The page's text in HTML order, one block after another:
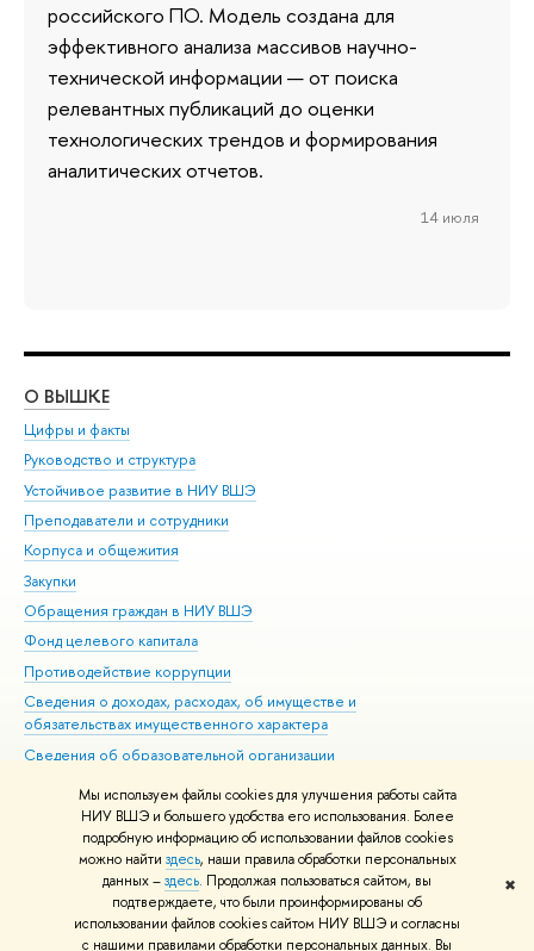
Мы используем файлы cookies для улучшения работы сайта
НИУ ВШЭ и большего удобства его использования. Более
подробную информацию об использовании файлов cookies
можно найти здесь, наши правила обработки персональных
данных –здесь. Продолжая пользоваться сайтом, вы
подтверждаете, что были проинформированы об
использовании файлов cookies сайтом НИУ ВШЭ и согласны
с нашими правилами обработки персональных данных. Вы
✖
российского ПО. Модель создана для
эффективного анализа массивов научно-
технической информации — от поиска
релевантных публикаций до оценки
технологических трендов и формирования
аналитических отчетов.
14 июля
О ВЫШКЕ
Цифры и факты
Руководство и структура
Устойчивое развитие в НИУ ВШЭ
Преподаватели и сотрудники
Корпуса и общежития
Закупки
Обращения граждан в НИУ ВШЭ
Фонд целевого капитала
Противодействие коррупции
Сведения о доходах, расходах, об имуществе и
обязательствах имущественного характера
Сведения об образовательной организации
Людям с ограниченными возможностями здоровья
Единая платежная страница
Работа в Вышке
© НИУ ВШЭ 1993–2026 Адреса и контакты Условия использования
материалов Политика конфиденциальности Карта сайта